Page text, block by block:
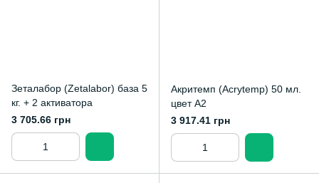
Зеталабор (Zetalabor) база 5
кг. + 2 активатора
3 705.66 грн
Акритемп (Acrytemp) 50 мл.
цвет А2
3 917.41 грн